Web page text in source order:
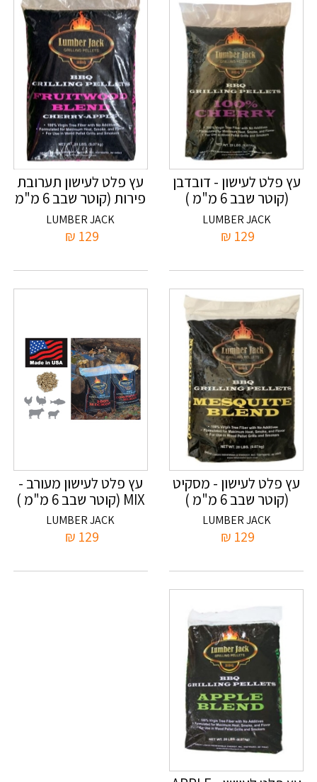
עץ פלט לעישון - דובדבן
(קוטר שבב 6 מ"מ )
LUMBER JACK
129
₪
עץ פלט לעישון תערובת
פירות (קוטר שבב 6 מ"מ
)
LUMBER JACK
129
₪
עץ פלט לעישון - מסקיט
(קוטר שבב 6 מ"מ )
LUMBER JACK
129
₪
עץ פלט לעישון מעורב -
MIX (קוטר שבב 6 מ"מ )
LUMBER JACK
129
₪